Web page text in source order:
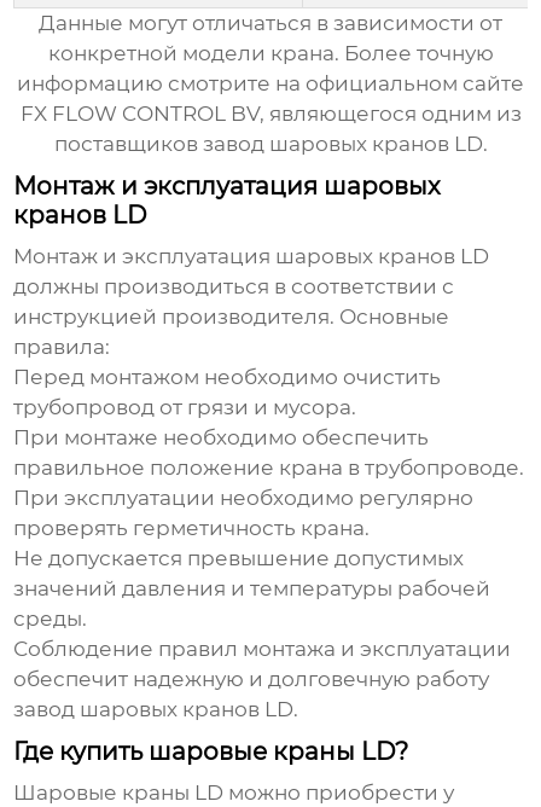
Данные могут отличаться в зависимости от
конкретной модели крана. Более точную
информацию смотрите на официальном сайте
FX FLOW CONTROL BV, являющегося одним из
поставщиков завод шаровых кранов LD.
Монтаж и эксплуатация шаровых
кранов LD
Монтаж и эксплуатация шаровых кранов LD
должны производиться в соответствии с
инструкцией производителя. Основные
правила:
Перед монтажом необходимо очистить
трубопровод от грязи и мусора.
При монтаже необходимо обеспечить
правильное положение крана в трубопроводе.
При эксплуатации необходимо регулярно
проверять герметичность крана.
Не допускается превышение допустимых
значений давления и температуры рабочей
среды.
Соблюдение правил монтажа и эксплуатации
обеспечит надежную и долговечную работу
завод шаровых кранов LD.
Где купить шаровые краны LD?
Шаровые краны LD можно приобрести у